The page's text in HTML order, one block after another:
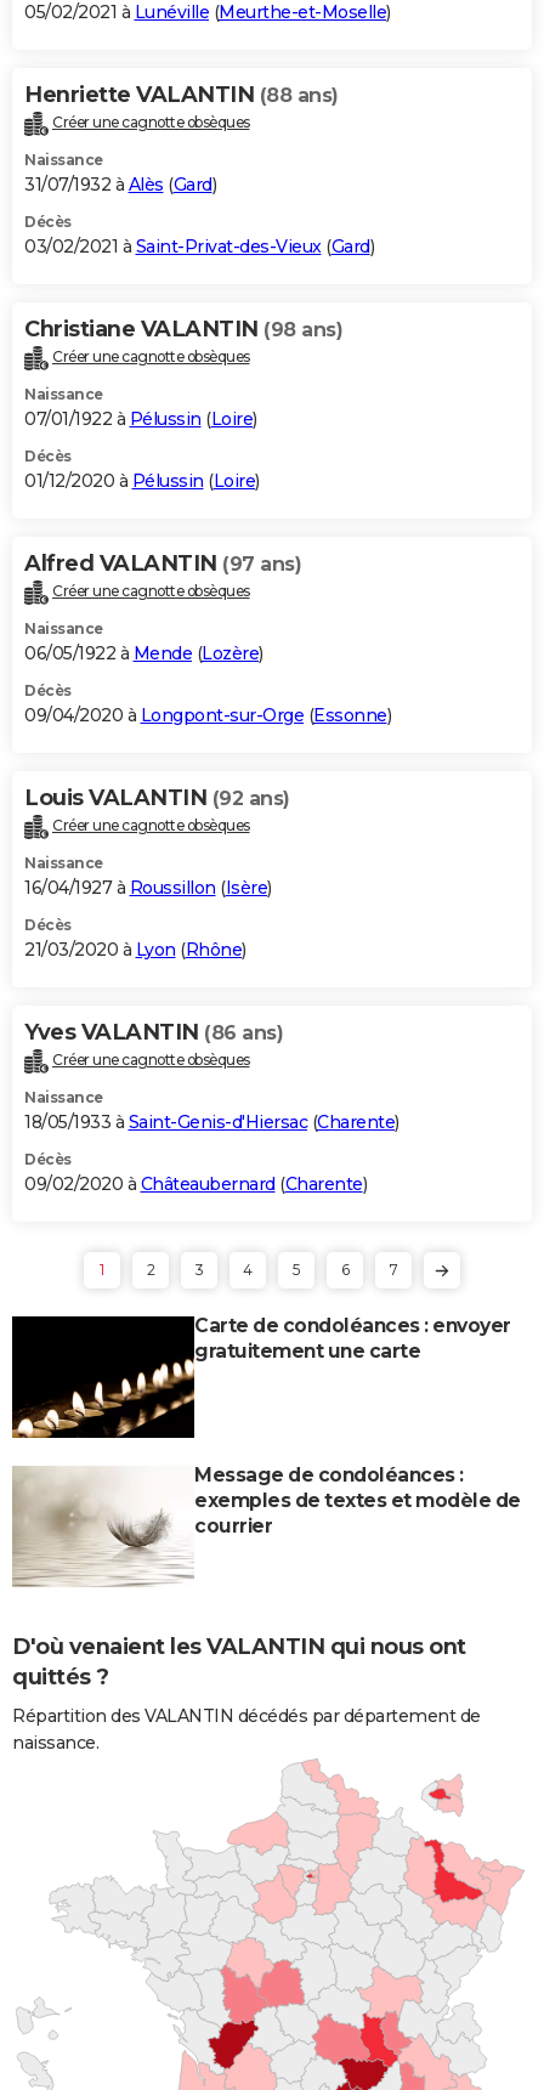
05/02/2021 à Lunéville (Meurthe-et-Moselle)
Henriette VALANTIN (88 ans)
Créer une cagnotte obsèques
Naissance
31/07/1932 à Alès (Gard)
Décès
03/02/2021 à Saint-Privat-des-Vieux(Gard)
Christiane VALANTIN (98 ans)
Créer une cagnotte obsèques
Naissance
07/01/1922 à Pélussin (Loire)
Décès
01/12/2020 à Pélussin (Loire)
Alfred VALANTIN (97 ans)
Créer une cagnotte obsèques
Naissance
06/05/1922 à Mende (Lozère)
Décès
09/04/2020 à Longpont-sur-Orge (Essonne)
Louis VALANTIN (92 ans)
Créer une cagnotte obsèques
Naissance
16/04/1927 à Roussillon (Isère)
Décès
21/03/2020 à Lyon (Rhône)
Yves VALANTIN (86 ans)
Créer une cagnotte obsèques
Naissance
18/05/1933 à Saint-Genis-d'Hiersac(Charente)
Décès
09/02/2020 à Châteaubernard (Charente)
1 2 3 4 5 6 7
Carte de condoléances : envoyer
gratuitement une carte
Message de condoléances :
exemples de textes et modèle de
courrier
D'où venaient les VALANTIN qui nous ont
quittés ?
Répartition des VALANTIN décédés par département de
naissance.